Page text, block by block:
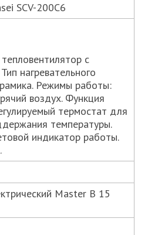
SCV-200C6
с
нагревательного
Режимы работы:
воздух. Функция
термостат для
температуры.
индикатор работы.
Master B 15